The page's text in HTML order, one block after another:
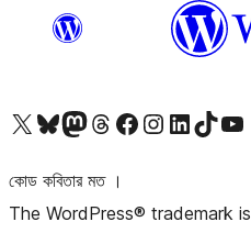
আমাদের X (আগের টুইটার) অ্যাকাউন্টে যানআমাদের Bluesky অ্যাকাউন্টটি দেখুনআমাদের মাস্টোডন অ্যাকাউন্টটি দেখুনআমাদের থ্রেডস অ্যাকাউন্টটি দেখুনআমাদের ফেসবুক পেজ দেখুনআমাদের ইন্সটাগ্রাম অ্যাকাউন্ট দেখুনআমাদের লিঙ্কডইন অ্যাকাউন্টে যানআমাদের TikTok অ্যাকাউন্টটি দেখুনআমাদের ইউটিউব চ্যানেলে যান
কোড কবিতার মত ।
The WordPress® trademark